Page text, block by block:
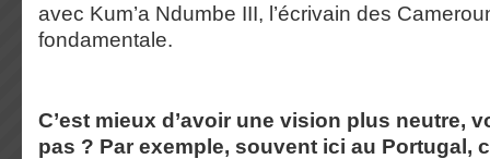
avec Kum’a Ndumbe III, l’écrivain des
fondamentale.
C’est mieux d’avoir une vision plus neutre,
pas ? Par exemple, souvent ici au Portugal,